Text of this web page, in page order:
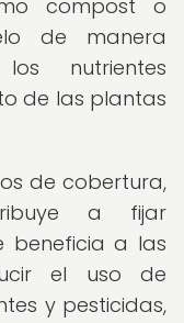
compost o
de manera
nutrientes
de las plantas
de cobertura,
a fijar
beneficia a las
el uso de
y pesticidas,